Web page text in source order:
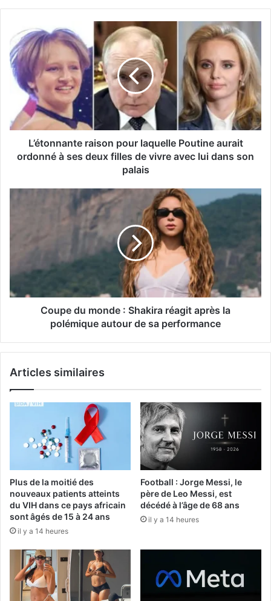
L’étonnante raison pour laquelle Poutine aurait
ordonné à ses deux filles de vivre avec lui dans son
palais
Coupe du monde : Shakira réagit après la
polémique autour de sa performance
Articles similaires
Plus de la moitié des
nouveaux patients atteints
du VIH dans ce pays africain
sont âgés de 15 à 24 ans
il y a 14 heures
Football : Jorge Messi, le
père de Leo Messi, est
décédé à l’âge de 68 ans
il y a 14 heures